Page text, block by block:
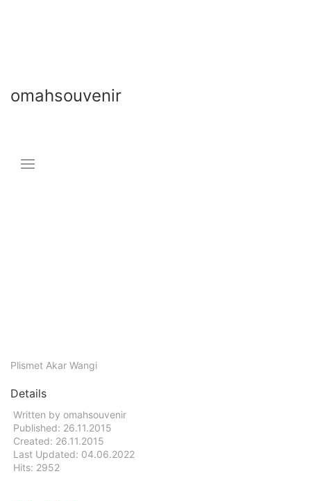
omahsouvenir
Plismet Akar Wangi
Details
Written by omahsouvenir
Published: 26.11.2015
Created: 26.11.2015
Last Updated: 04.06.2022
Hits: 2952